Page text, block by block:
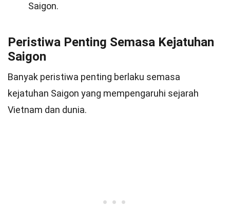
Saigon.
Peristiwa Penting Semasa Kejatuhan
Saigon
Banyak peristiwa penting berlaku semasa
kejatuhan Saigon yang mempengaruhi sejarah
Vietnam dan dunia.